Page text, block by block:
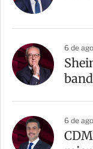
6 de
6 de